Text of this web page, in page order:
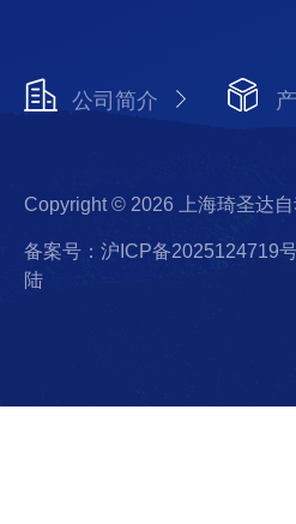
公司简介
Copyright © 2026 上海琦圣达
备案号：沪ICP备2025124719
陆